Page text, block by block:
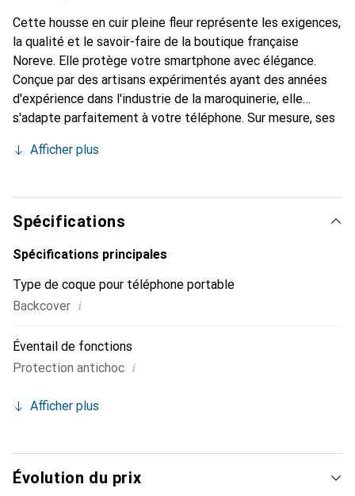
Cette housse en cuir pleine fleur représente les exigences,
la qualité et le savoir-faire de la boutique française
Noreve. Elle protège votre smartphone avec élégance.
Conçue par des artisans expérimentés ayant des années
d'expérience dans l'industrie de la maroquinerie, elle
s'adapte parfaitement à votre téléphone. Sur mesure, ses
peau. Elle devient l'accessoire chic et indispensable pour
ses produits de haute qualité, la marque Noreve est un
choix fiable pour une clientèle exigeante.
Afficher plus
Spécifications
Spécifications principales
Type de coque pour téléphone portable
Backcover i
Éventail de fonctions
Protection antichoc i
Afficher plus
Évolution du prix